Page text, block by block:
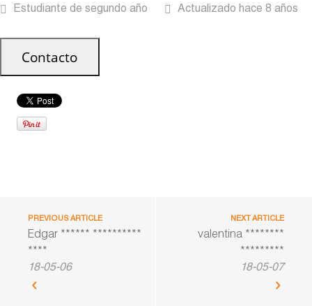
Estudiante de segundo año Actualizado hace 8 años
PREVIOUS ARTICLE
Edgar ****** **********
****
18-05-06
NEXT ARTICLE
valentina ********
*********
18-05-07